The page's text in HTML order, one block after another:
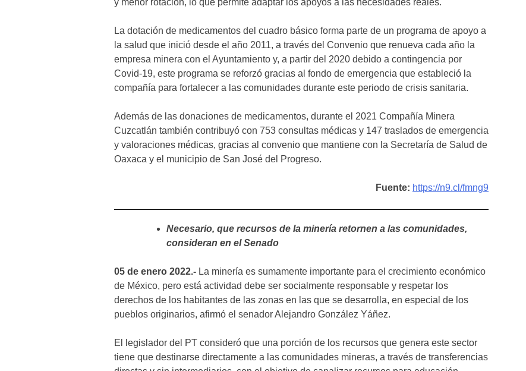
La dotación de medicamentos del cuadro básico forma parte de un programa de apoyo a
la salud que inició desde el año 2011, a través del Convenio que renueva cada año la
empresa minera con el Ayuntamiento y, a partir del 2020 debido a contingencia por
Covid-19, este programa se reforzó gracias al fondo de emergencia que estableció la
compañía para fortalecer a las comunidades durante este periodo de crisis sanitaria.
Además de las donaciones de medicamentos, durante el 2021 Compañía Minera
Cuzcatlán también contribuyó con 753 consultas médicas y 147 traslados de emergencia
y valoraciones médicas, gracias al convenio que mantiene con la Secretaría de Salud de
Oaxaca y el municipio de San José del Progreso.
Fuente: https://n9.cl/fmng9
Necesario, que recursos de la minería retornen a las comunidades,
consideran en el Senado
05 de enero 2022.- La minería es sumamente importante para el crecimiento económico
de México, pero está actividad debe ser socialmente responsable y respetar los
derechos de los habitantes de las zonas en las que se desarrolla, en especial de los
pueblos originarios, afirmó el senador Alejandro González Yáñez.
El legislador del PT consideró que una porción de los recursos que genera este sector
tiene que destinarse directamente a las comunidades mineras, a través de transferencias